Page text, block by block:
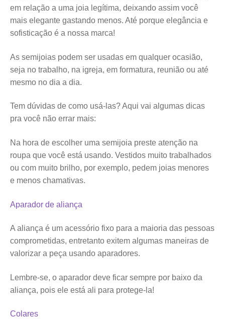
em relação a uma joia legítima, deixando assim você
mais elegante gastando menos. Até porque elegância e
sofisticação é a nossa marca!
As semijoias podem ser usadas em qualquer ocasião,
seja no trabalho, na igreja, em formatura, reunião ou até
mesmo no dia a dia.
Tem dúvidas de como usá-las? Aqui vai algumas dicas
pra você não errar mais:
Na hora de escolher uma semijoia preste atenção na
roupa que você está usando. Vestidos muito trabalhados
ou com muito brilho, por exemplo, pedem joias menores
e menos chamativas.
Aparador de aliança
A aliança é um acessório fixo para a maioria das pessoas
comprometidas, entretanto exitem algumas maneiras de
valorizar a peça usando aparadores.
Lembre-se, o aparador deve ficar sempre por baixo da
aliança, pois ele está ali para protege-la!
Colares